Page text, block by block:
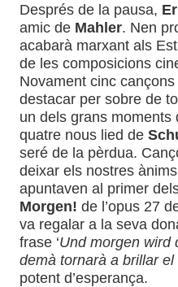
Després de la pausa,
amic de Mahler. Nen
acabarà marxant als
de les composicions
Novament cinc
destacar per sobre de
un dels grans
quatre nous lied de
seré de la pèrdua.
deixar els nostres
apuntaven al primer
Morgen! de l’opus 27
va regalar a la seva
frase ‘Und morgen wird
demà tornarà a brillar el
potent d’esperança.